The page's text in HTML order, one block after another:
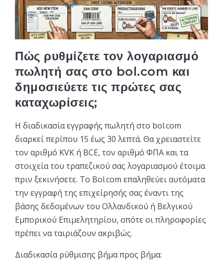
Πώς ρυθμίζετε τον λογαριασμό
πωλητή σας στο bol.com και
δημοσιεύετε τις πρώτες σας
καταχωρίσεις;
Η διαδικασία εγγραφής πωλητή στο bol.com
διαρκεί περίπου 15 έως 30 λεπτά. Θα χρειαστείτε
τον αριθμό KVK ή BCE, τον αριθμό ΦΠΑ και τα
στοιχεία του τραπεζικού σας λογαριασμού έτοιμα
πριν ξεκινήσετε. Το Bol.com επαληθεύει αυτόματα
την εγγραφή της επιχείρησής σας έναντι της
βάσης δεδομένων του Ολλανδικού ή Βελγικού
Εμπορικού Επιμελητηρίου, οπότε οι πληροφορίες
πρέπει να ταιριάζουν ακριβώς.
Διαδικασία ρύθμισης βήμα προς βήμα: